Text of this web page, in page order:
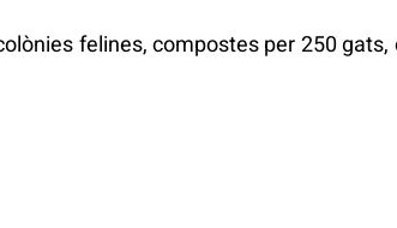
felines, compostes per 250